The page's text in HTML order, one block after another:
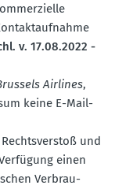
v. 17.08.2022 -
Airlines,
keine E-Mail-
und
einen
Verbrau­